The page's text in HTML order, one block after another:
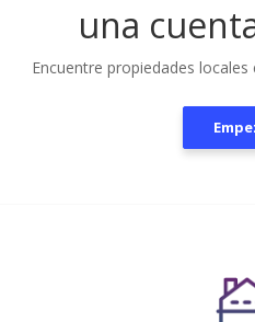
una
Encuentre propiedades